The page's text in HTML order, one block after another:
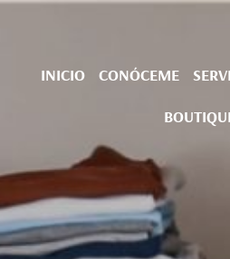
INICIO CONÓCEME